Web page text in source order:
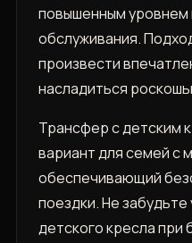
повышенным уровнем
обслуживания.
произвести
насладиться
Трансфер с детским
вариант для семей с
обеспечивающий
поездки. Не
детского кресла при